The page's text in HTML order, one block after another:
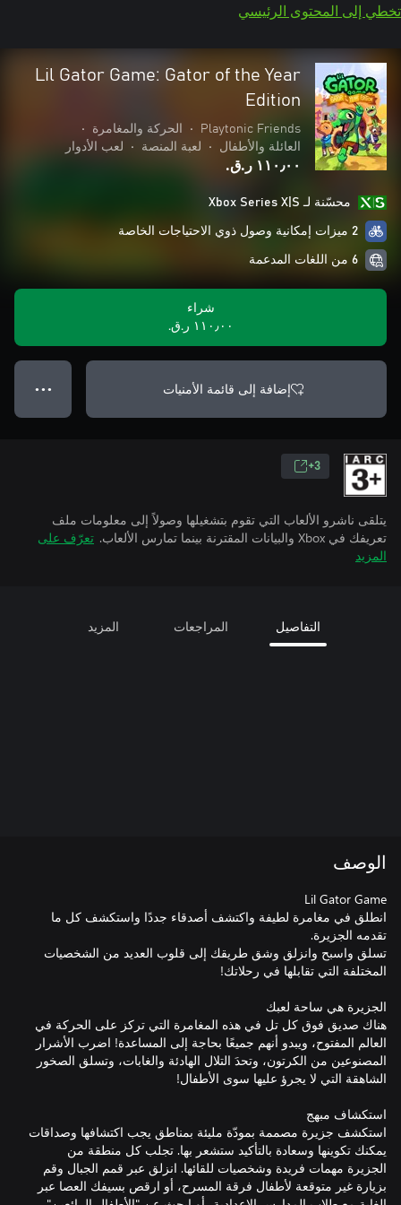
تخطي إلى المحتوى الرئيسي
Lil Gator Game: Gator of the Year
Edition
Playtonic Friends
• الحركة والمغامرة
•
العائلة والأطفال
• لعبة المنصة • لعب الأدوار
١١٠٫٠٠ ر.ق.‏
محسّنة لـ Xbox Series X|S
2 ميزات إمكانية وصول ذوي الاحتياجات الخاصة
6 من اللغات المدعمة
شراء
١١٠٫٠٠ ر.ق.‏
إضافة إلى قائمة الأمنيات ● ● ●
3+
يتلقى ناشرو الألعاب التي تقوم بتشغيلها وصولاً إلى معلومات ملف
تعريفك في Xbox والبيانات المقترنة بينما تمارس الألعاب.
تعرّف على
المزيد
التفاصيل المراجعات المزيد
الوصف
انطلق في مغامرة لطيفة واكتشف أصدقاء جددًا واستكشف كل ما
تسلق واسبح وانزلق وشق طريقك إلى قلوب العديد من الشخصيات
هناك صديق فوق كل تل في هذه المغامرة التي تركز على الحركة في
العالم المفتوح، ويبدو أنهم جميعًا بحاجة إلى المساعدة! اضرب الأشرار
المصنوعين من الكرتون، وتحدَ التلال الهادئة والغابات، وتسلق الصخور
استكشف جزيرة مصممة بمودّة مليئة بمناطق يجب اكتشافها وصداقات
يمكنك تكوينها وسعادة بالتأكيد ستشعر بها. تجلب كل منطقة من
الجزيرة مهمات فريدة وشخصيات للقائها. انزلق عبر قمم الجبال وقم
بزيارة غير متوقعة لأطفال فرقة المسرح، أو ارقص بسيفك العصا عبر